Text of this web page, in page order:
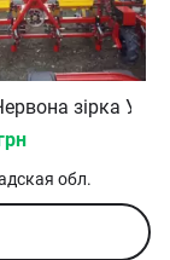
зірка УПС
обл.